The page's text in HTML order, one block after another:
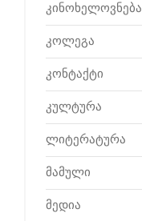
კინოხელოვნება
კოლეგა
კონტაქტი
კულტურა
ლიტერატურა
მამული
მედია